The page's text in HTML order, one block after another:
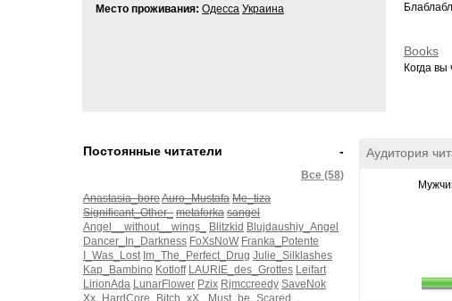
Место проживания: Одесса Украина
Books
Когда
-
Постоянные читатели
Все (58)
Anastasia_boreAuro_Mustafa Me_tiza
Significant_Other_ metaforka sangel
Angel__without__wings_
Blitzkid Blujdaushiy_Angel
Dancer_In_Darkness FoXsNoW Franka_Potente
I_Was_Lost Im_The_Perfect_Drug Julie_Silklashes
Kap_Bambino Kotloff LAURIE_des_Grottes Leifart
LirionAda LunarFlower Pzix Rjmccreedy SaveNok
Xx_HardCore_Bitch_xX
_Must_be_Scared_
Аудитория